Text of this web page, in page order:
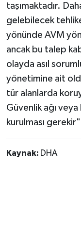
taşımaktadır.
gelebilecek
yönünde AVM
ancak bu talep
olayda asıl
yönetimine ait
tür alanlarda
Güvenlik ağı
kurulması
Kaynak: DHA